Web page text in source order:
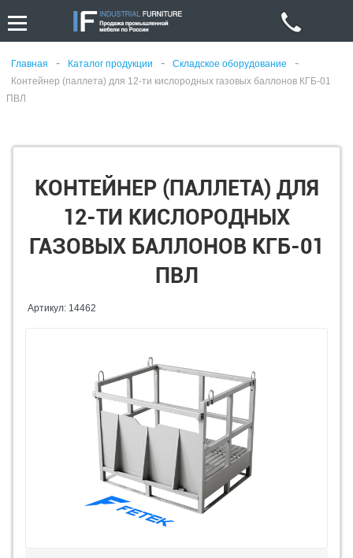
Главная - Каталог продукции - Складское оборудование -
Контейнер (паллета) для 12-ти кислородных газовых баллонов КГБ-01
ПВЛ
КОНТЕЙНЕР (ПАЛЛЕТА) ДЛЯ
12-ТИ КИСЛОРОДНЫХ
ГАЗОВЫХ БАЛЛОНОВ КГБ-01
ПВЛ
Артикул: 14462